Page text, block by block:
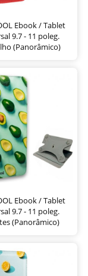
Ebook / Tablet
9.7 - 11 poleg.
(Panorâmico)
Ebook / Tablet
9.7 - 11 poleg.
(Panorâmico)